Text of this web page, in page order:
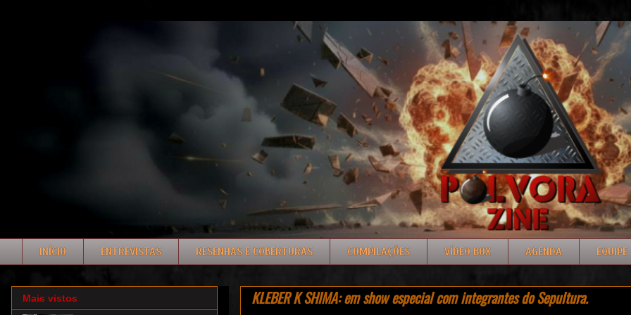
INÍCIO ENTREVISTAS RESENHAS E COBERTURAS COMPILAÇÕES VÍDEO BOX AGENDA EQUIPE
KLEBER K SHIMA: em show especial com integrantes do Sepultura.
Mais vistos